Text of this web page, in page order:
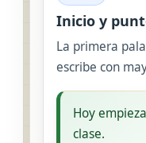
Inicio y
La primera
escribe con
Hoy
clase.